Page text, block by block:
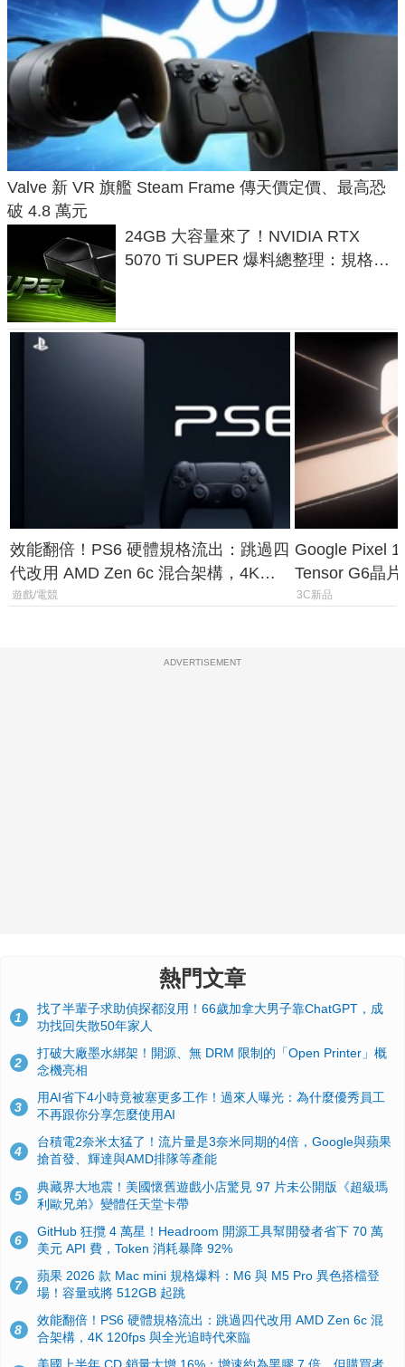
Valve 新 VR 旗艦 Steam Frame 傳天價定價、最高恐
破 4.8 萬元
24GB 大容量來了！NVIDIA RTX
5070 Ti SUPER 爆料總整理：規格、
效能翻倍！PS6 硬體規格流出：跳過四
代改用 AMD Zen 6c 混合架構，4K
120fps 與全光追時代來臨
遊戲/電競
Google Pixel
Tensor G6晶
元
3C新品
ADVERTISEMENT
熱門文章
1
找了半輩子求助偵探都沒用！66歲加拿大男子靠ChatGPT，成
功找回失散50年家人
2
打破大廠墨水綁架！開源、無 DRM 限制的「Open Printer」概
念機亮相
3
用AI省下4小時竟被塞更多工作！過來人曝光：為什麼優秀員工
不再跟你分享怎麼使用AI
4
台積電2奈米太猛了！流片量是3奈米同期的4倍，Google與蘋果
搶首發、輝達與AMD排隊等產能
5
典藏界大地震！美國懷舊遊戲小店驚見 97 片未公開版《超級瑪
利歐兄弟》變體任天堂卡帶
6
GitHub 狂攬 4 萬星！Headroom 開源工具幫開發者省下 70 萬
美元 API 費，Token 消耗暴降 92%
7
蘋果 2026 款 Mac mini 規格爆料：M6 與 M5 Pro 異色搭檔登
場！容量或將 512GB 起跳
8
效能翻倍！PS6 硬體規格流出：跳過四代改用 AMD Zen 6c 混
合架構，4K 120fps 與全光追時代來臨